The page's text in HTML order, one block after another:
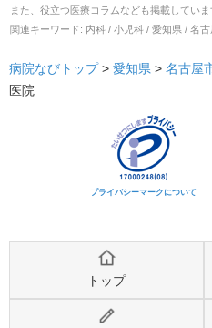
また、役立つ医療コラムなども掲載してい
関連キーワード: 内科 / 小児科 / 愛知県 / 名
病院なびトップ > 愛知県 > 名古屋
医院
プライバシーマークについて
トップ